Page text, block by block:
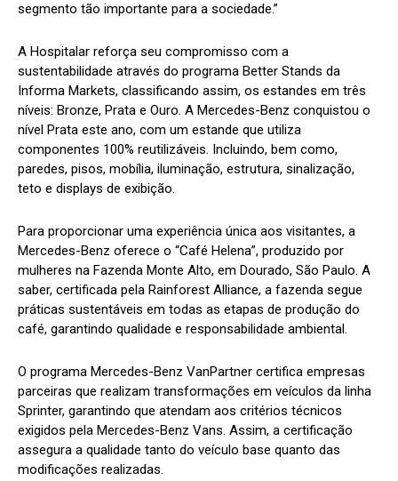
segmento tão importante para a sociedade.”
A Hospitalar reforça seu compromisso com a
sustentabilidade através do programa Better Stands da
Informa Markets, classificando assim, os estandes em três
níveis: Bronze, Prata e Ouro. A Mercedes-Benz conquistou o
nível Prata este ano, com um estande que utiliza
componentes 100% reutilizáveis. Incluindo, bem como,
paredes, pisos, mobília, iluminação, estrutura, sinalização,
teto e displays de exibição.
Para proporcionar uma experiência única aos visitantes, a
Mercedes-Benz oferece o “Café Helena”, produzido por
mulheres na Fazenda Monte Alto, em Dourado, São Paulo. A
saber, certificada pela Rainforest Alliance, a fazenda segue
práticas sustentáveis em todas as etapas de produção do
café, garantindo qualidade e responsabilidade ambiental.
O programa Mercedes-Benz VanPartner certifica empresas
parceiras que realizam transformações em veículos da linha
Sprinter, garantindo que atendam aos critérios técnicos
exigidos pela Mercedes-Benz Vans. Assim, a certificação
assegura a qualidade tanto do veículo base quanto das
modificações realizadas.